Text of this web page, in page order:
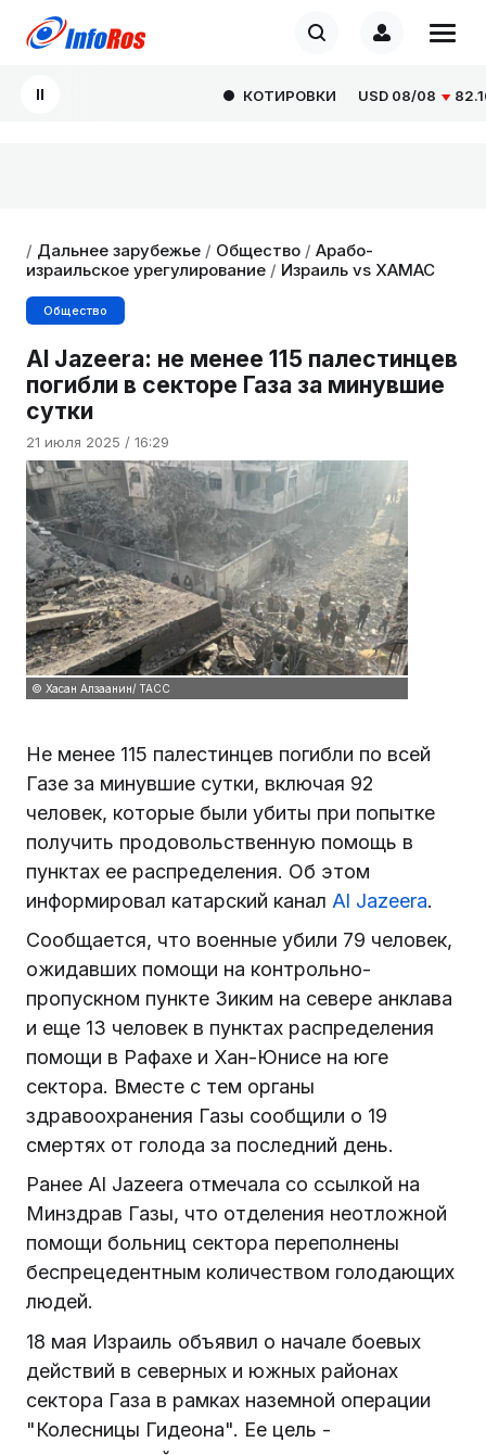
КОТИРОВКИ USD08/08 82.1665
/ Дальнее зарубежье / Общество / Арабо-
израильское урегулирование / Израиль vs ХАМАС
Общество
Al Jazeera: не менее 115 палестинцев
погибли в секторе Газа за минувшие
сутки
21 июля 2025 / 16:29
© Хасан Алзаанин/ ТАСС
Не менее 115 палестинцев погибли по всей
Газе за минувшие сутки, включая 92
человек, которые были убиты при попытке
получить продовольственную помощь в
пунктах ее распределения. Об этом
информировал катарский канал Al Jazeera.
Сообщается, что военные убили 79 человек,
ожидавших помощи на контрольно-
пропускном пункте Зиким на севере анклава
и еще 13 человек в пунктах распределения
помощи в Рафахе и Хан-Юнисе на юге
сектора. Вместе с тем органы
здравоохранения Газы сообщили о 19
смертях от голода за последний день.
Ранее Al Jazeera отмечала со ссылкой на
Минздрав Газы, что отделения неотложной
помощи больниц сектора переполнены
беспрецедентным количеством голодающих
людей.
18 мая Израиль объявил о начале боевых
действий в северных и южных районах
сектора Газа в рамках наземной операции
"Колесницы Гидеона". Ее цель -